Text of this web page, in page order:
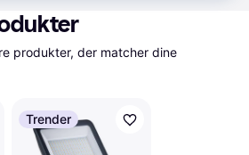
produkter, der matcher dine
Trender